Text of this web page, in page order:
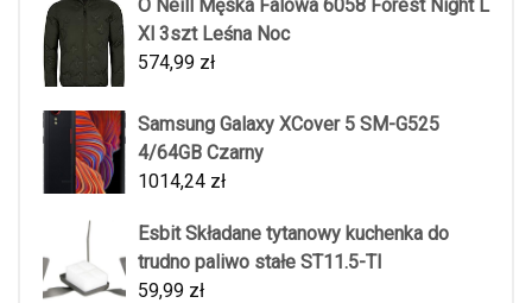
O Neill Męska Falowa 6058 Forest Night L
Xl 3szt Leśna Noc
574,99 zł
Samsung Galaxy XCover 5 SM-G525
4/64GB Czarny
1014,24 zł
Esbit Składane tytanowy kuchenka do
trudno paliwo stałe ST11.5-TI
59,99 zł